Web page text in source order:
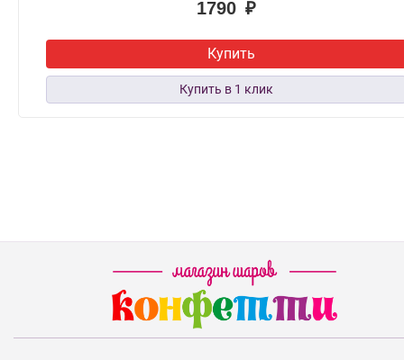
1790 ₽
Купить